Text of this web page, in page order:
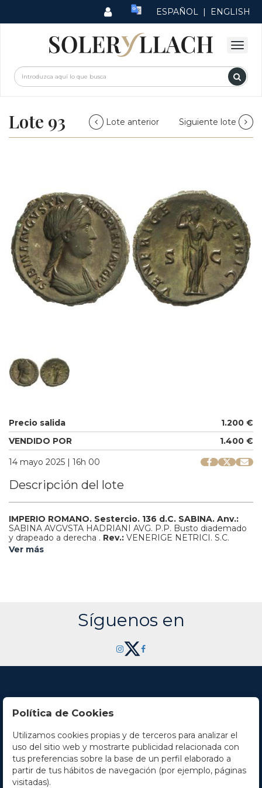
ESPAÑOL | ENGLISH
Lote 93 Lote anterior Siguiente lote
Precio salida
1.200 €
VENDIDO POR
1.400 €
14 mayo 2025 | 16h 00
Descripción del lote
IMPERIO ROMANO. Sestercio. 136 d.C. SABINA. Anv.:
SABINA AVGVSTA HADRIANI AVG. P.P. Busto diademado
y drapeado a derecha . Rev.: VENERIGE NETRICI. S.C.
Venus estante con velo y manzana a derecha.
Ver más
Síguenos en
Contacto
Horario
La empresa
Política de Cookies
Utilizamos cookies propias y de terceros para analizar el
uso del sitio web y mostrarte publicidad relacionada con
tus preferencias sobre la base de un perfil elaborado a
partir de tus hábitos de navegación (por ejemplo, páginas
visitadas).